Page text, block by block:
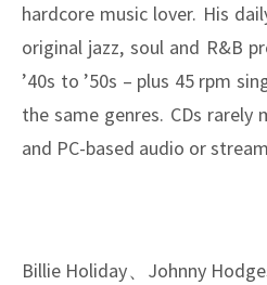
hardcore music lover. His
original jazz, soul and R&B
’40s to ’50s – plus 45 rpm
the same genres. CDs
and PC-based audio or
Billie Holiday、Johnny